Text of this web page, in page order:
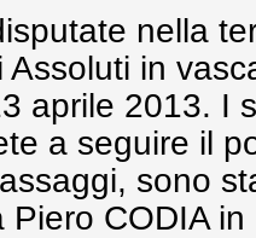
nella
in
aprile 2013. I
a seguire il
sono
Piero CODIA